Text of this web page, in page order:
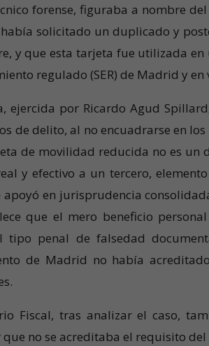
forense, figuraba a nombre del
había solicitado un duplicado y
y que esta tarjeta fue utilizada
regulado (SER) de Madrid y en
ejercida por Ricardo Agud
de delito, al no encuadrarse en
de movilidad reducida no es un
y efectivo a un tercero,
apoyó en jurisprudencia
que el mero beneficio
tipo penal de falsedad
de Madrid no había
Fiscal, tras analizar el caso,
no se acreditaba el requisito